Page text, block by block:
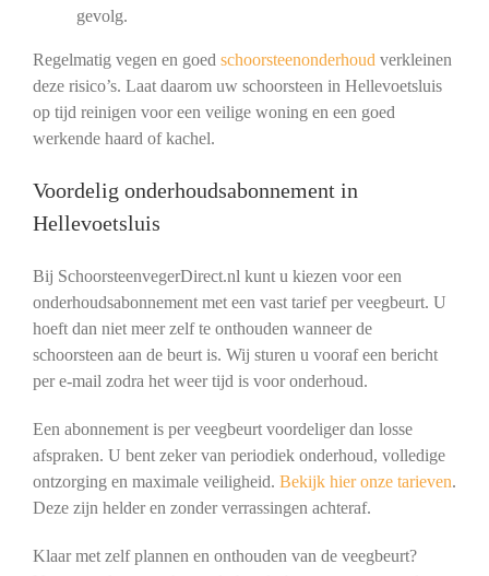
gevolg.
Regelmatig vegen en goed schoorsteenonderhoud verkleinen
deze risico’s. Laat daarom uw schoorsteen in Hellevoetsluis
op tijd reinigen voor een veilige woning en een goed
werkende haard of kachel.
Voordelig onderhoudsabonnement in
Hellevoetsluis
Bij SchoorsteenvegerDirect.nl kunt u kiezen voor een
onderhoudsabonnement met een vast tarief per veegbeurt. U
hoeft dan niet meer zelf te onthouden wanneer de
schoorsteen aan de beurt is. Wij sturen u vooraf een bericht
per e-mail zodra het weer tijd is voor onderhoud.
Een abonnement is per veegbeurt voordeliger dan losse
afspraken. U bent zeker van periodiek onderhoud, volledige
ontzorging en maximale veiligheid. Bekijk hier onze tarieven.
Deze zijn helder en zonder verrassingen achteraf.
Klaar met zelf plannen en onthouden van de veegbeurt?